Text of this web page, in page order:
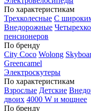
По характеристикам
Трехколесные С
Внедорожные
пенсионеров
По бренду
City Coco Wolong
Greencamel
Электроскутеры
По характеристикам
Взрослые Детские
двоих 4000 W и мощнее
По бренду